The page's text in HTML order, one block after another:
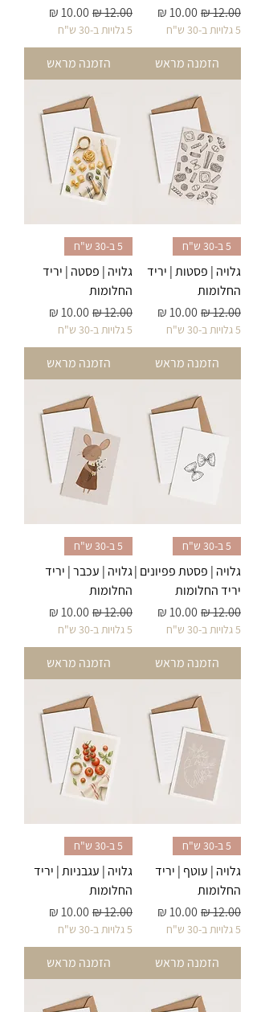
מחיר רגילמחיר מבצע
5 גלויות ב-30 ש"ח
הזמנה מראש
מחיר רגילמחיר מבצע
5 גלויות ב-30 ש"ח
הזמנה מראש
5 ב-30 ש"ח
גלויה | פסטות | יריד
החלומות
מחיר רגילמחיר מבצע
5 גלויות ב-30 ש"ח
הזמנה מראש
5 ב-30 ש"ח
גלויה | פסטה | יריד
החלומות
מחיר רגילמחיר מבצע
5 גלויות ב-30 ש"ח
הזמנה מראש
5 ב-30 ש"ח
גלויה | פסטת פפיונים |
יריד החלומות
מחיר רגילמחיר מבצע
5 גלויות ב-30 ש"ח
הזמנה מראש
5 ב-30 ש"ח
גלויה | עכבר | יריד
החלומות
מחיר רגילמחיר מבצע
5 גלויות ב-30 ש"ח
הזמנה מראש
5 ב-30 ש"ח
גלויה | עוטף | יריד
החלומות
מחיר רגילמחיר מבצע
5 גלויות ב-30 ש"ח
הזמנה מראש
5 ב-30 ש"ח
גלויה | עגבניות | יריד
החלומות
מחיר רגילמחיר מבצע
5 גלויות ב-30 ש"ח
הזמנה מראש